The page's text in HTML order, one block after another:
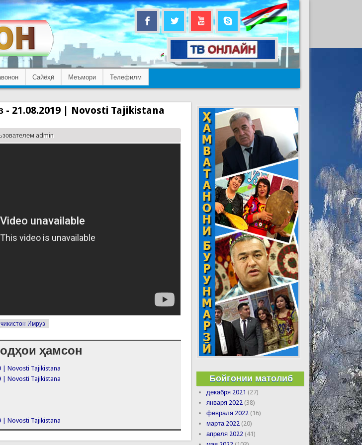
Сайёҳӣ Меъмори Телефилм
- 21.08.2019 | Novosti Tajikistana
admin
Имруз
ҳамсон
| Novosti Tajikistana
| Novosti Tajikistana
| Novosti Tajikistana
Бойгонии матолиб
декабря 2021 (27)
января 2022 (38)
февраля 2022 (16)
марта 2022 (20)
апреля 2022 (41)